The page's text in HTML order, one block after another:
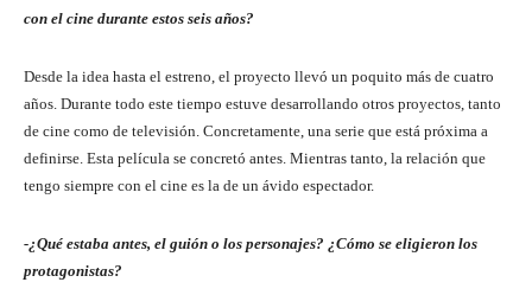
con el cine durante estos seis años?
Desde la idea hasta el estreno, el proyecto llevó un poquito más de cuatro
años. Durante todo este tiempo estuve desarrollando otros proyectos, tanto
de cine como de televisión. Concretamente, una serie que está próxima a
definirse. Esta película se concretó antes. Mientras tanto, la relación que
tengo siempre con el cine es la de un ávido espectador.
-¿Qué estaba antes, el guión o los personajes? ¿Cómo se eligieron los
protagonistas?